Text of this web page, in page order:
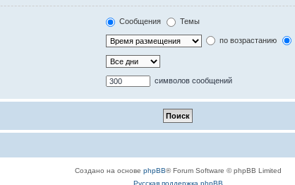
Сообщения Темы
по возрастанию
символов сообщений
Создано на основе phpBB® Forum Software © phpBB Limited
Русская поддержка phpBB